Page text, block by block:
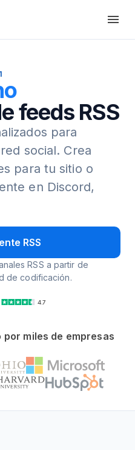
feeds RSS
para
social. Crea
para tu sitio o
en Discord,
RSS
RSS a partir de
de codificación.
4.7
miles de empresas